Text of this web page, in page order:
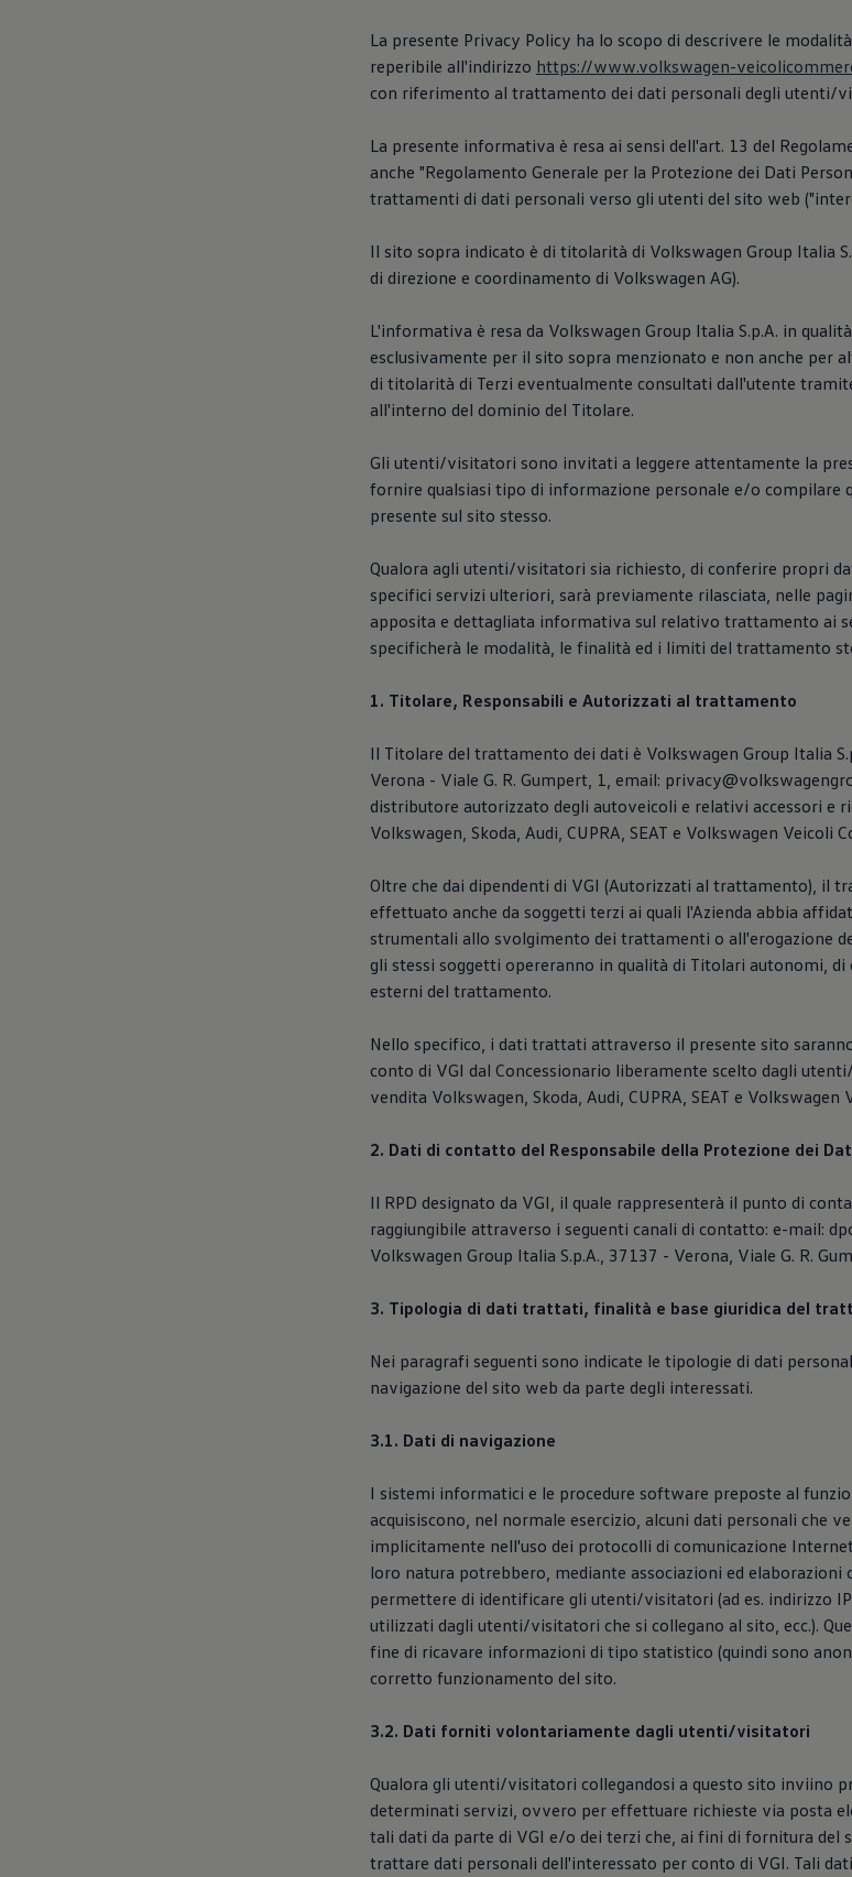
La presente Privacy Policy ha lo scopo di descrivere le
reperibile all'indirizzo https://www.volkswagen-
con riferimento al trattamento dei dati personali degli utenti/
La presente informativa è resa ai sensi dell'art. 13 del
anche "Regolamento Generale per la Protezione dei Dati
trattamenti di dati personali verso gli utenti del sito web
Il sito sopra indicato è di titolarità di Volkswagen Group Italia
di direzione e coordinamento di Volkswagen AG).
L'informativa è resa da Volkswagen Group Italia S.p.A. in
esclusivamente per il sito sopra menzionato e non anche per
di titolarità di Terzi eventualmente consultati dall'utente
all'interno del dominio del Titolare.
Gli utenti/visitatori sono invitati a leggere attentamente la
fornire qualsiasi tipo di informazione personale e/o compilare
presente sul sito stesso.
Qualora agli utenti/visitatori sia richiesto, di conferire propri
specifici servizi ulteriori, sarà previamente rilasciata, nelle
apposita e dettagliata informativa sul relativo trattamento ai
specificherà le modalità, le finalità ed i limiti del trattamento
1. Titolare, Responsabili e Autorizzati al trattamento
Il Titolare del trattamento dei dati è Volkswagen Group Italia
Verona - Viale G. R. Gumpert, 1, email:
distributore autorizzato degli autoveicoli e relativi accessori e
Volkswagen, Skoda, Audi, CUPRA, SEAT e Volkswagen Veicoli
Oltre che dai dipendenti di VGI (Autorizzati al trattamento), il
effettuato anche da soggetti terzi ai quali l'Azienda abbia
strumentali allo svolgimento dei trattamenti o all'erogazione
gli stessi soggetti opereranno in qualità di Titolari autonomi,
esterni del trattamento.
Nello specifico, i dati trattati attraverso il presente sito
conto di VGI dal Concessionario liberamente scelto dagli
vendita Volkswagen, Skoda, Audi, CUPRA, SEAT e Volkswagen
2. Dati di contatto del Responsabile della Protezione dei
Il RPD designato da VGI, il quale rappresenterà il punto di
raggiungibile attraverso i seguenti canali di contatto: e-mail:
Volkswagen Group Italia S.p.A., 37137 - Verona, Viale G. R.
3. Tipologia di dati trattati, finalità e base giuridica del
Nei paragrafi seguenti sono indicate le tipologie di dati
navigazione del sito web da parte degli interessati.
3.1. Dati di navigazione
I sistemi informatici e le procedure software preposte al
acquisiscono, nel normale esercizio, alcuni dati personali che
implicitamente nell'uso dei protocolli di comunicazione
loro natura potrebbero, mediante associazioni ed elaborazioni
permettere di identificare gli utenti/visitatori (ad es. indirizzo
utilizzati dagli utenti/visitatori che si collegano al sito, ecc.).
fine di ricavare informazioni di tipo statistico (quindi sono
corretto funzionamento del sito.
3.2. Dati forniti volontariamente dagli utenti/visitatori
Qualora gli utenti/visitatori collegandosi a questo sito inviino
determinati servizi, ovvero per effettuare richieste via posta
tali dati da parte di VGI e/o dei terzi che, ai fini di fornitura del
trattare dati personali dell'interessato per conto di VGI. Tali